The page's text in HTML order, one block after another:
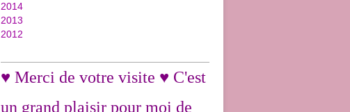
2014
2013
2012
♥ Merci de votre visite ♥ C'est
un grand plaisir pour moi de